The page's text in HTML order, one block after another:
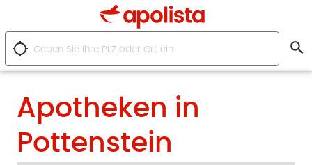
location_searching search
Apotheken in
Pottenstein